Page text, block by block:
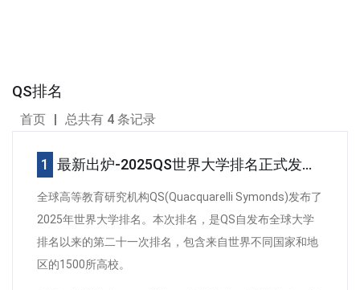
QS排名
首页 | 总共有 4 条记录
最新出炉-2025QS世界大学排名正式发布！
全球高等教育研究机构QS(Quacquarelli Symonds)发布了
2025年世界大学排名。本次排名，是QS自发布全球大学
排名以来的第二十一次排名，包含来自世界不同国家和地
区的1500所高校。